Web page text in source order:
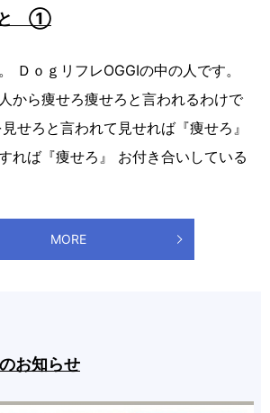
と ①
ＤｏｇリフレOGGIの中の人です。
から痩せろ痩せろと言われるわけで
せろと言われて見せれば『痩せろ』
れば『痩せろ』 お付き合いしている
MORE
お知らせ